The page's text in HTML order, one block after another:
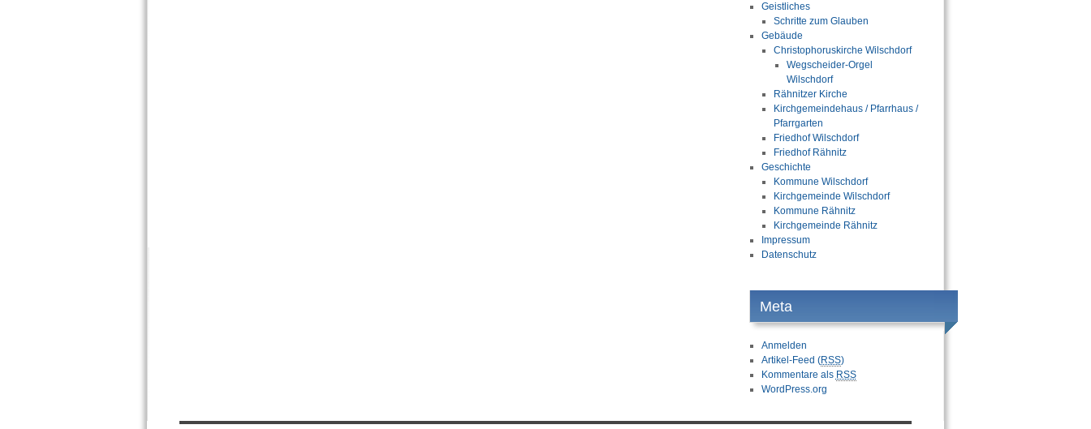
Geistliches
Schritte zum Glauben
Gebäude
Christophoruskirche Wilschdorf
Wegscheider-Orgel
Wilschdorf
Rähnitzer Kirche
Kirchgemeindehaus / Pfarrhaus /
Pfarrgarten
Friedhof Wilschdorf
Friedhof Rähnitz
Geschichte
Kommune Wilschdorf
Kirchgemeinde Wilschdorf
Kommune Rähnitz
Kirchgemeinde Rähnitz
Impressum
Datenschutz
Meta
Anmelden
Artikel-Feed (RSS)
Kommentare als RSS
WordPress.org